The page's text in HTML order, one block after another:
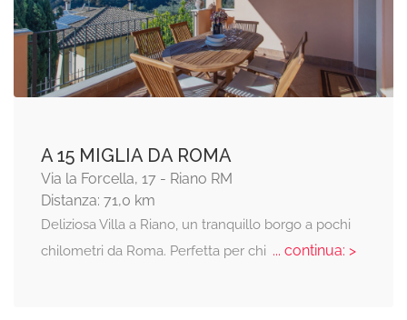
A 15 MIGLIA DA ROMA
Via la Forcella, 17 - Riano RM
Distanza: 71,0 km
Deliziosa Villa a Riano, un tranquillo borgo a pochi
chilometri da Roma. Perfetta per chi ... continua: >